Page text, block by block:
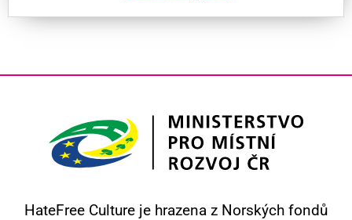
HateFree Culture je hrazena z Norských fondů